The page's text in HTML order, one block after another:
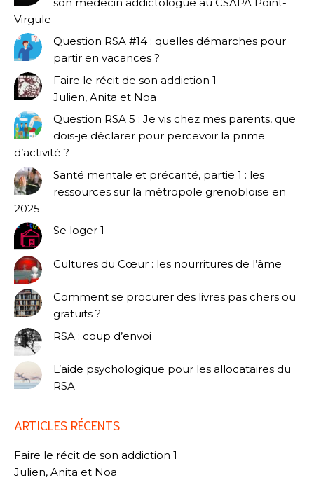
Virgule
Question RSA #14 : quelles démarches pour
partir en vacances ?
Faire le récit de son addiction 1
Julien, Anita et Noa
Question RSA 5 : Je vis chez mes parents, que
dois-je déclarer pour percevoir la prime
d’activité ?
Santé mentale et précarité, partie 1 : les
ressources sur la métropole grenobloise en
2025
Se loger 1
Cultures du Cœur : les nourritures de l’âme
Comment se procurer des livres pas chers ou
gratuits ?
RSA : coup d’envoi
L’aide psychologique pour les allocataires du
RSA
ARTICLES RÉCENTS
Faire le récit de son addiction 1
Julien, Anita et Noa